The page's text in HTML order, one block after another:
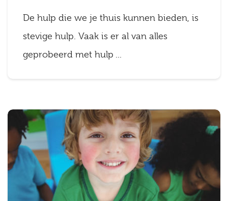
De hulp die we je thuis kunnen bieden, is
stevige hulp. Vaak is er al van alles
geprobeerd met hulp ...